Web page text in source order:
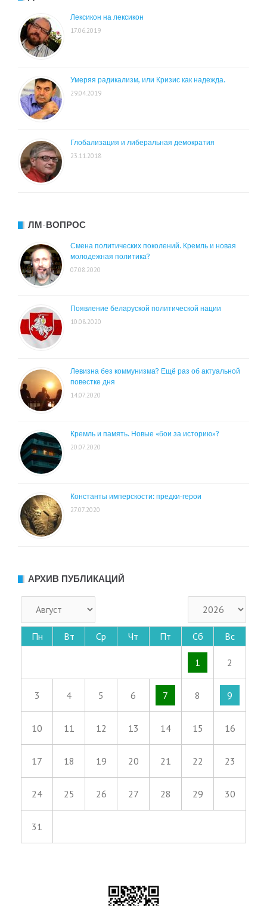
Лексикон на лексикон
17.06.2019
Умеряя радикализм, или Кризис как надежда.
29.04.2019
Глобализация и либеральная демократия
23.11.2018
ЛМ-ВОПРОС
Смена политических поколений. Кремль и новая
молодежная политика?
07.08.2020
Появление беларуской политической нации
10.08.2020
Левизна без коммунизма? Ещё раз об актуальной
повестке дня
14.07.2020
Кремль и память. Новые «бои за историю»?
20.07.2020
Константы имперскости: предки-герои
27.07.2020
АРХИВ ПУБЛИКАЦИЙ
Пн Вт Ср Чт Пт Сб Вс
1 2
3 4 5 6 7 8 9
10 11 12 13 14 15 16
17 18 19 20 21 22 23
24 25 26 27 28 29 30
31